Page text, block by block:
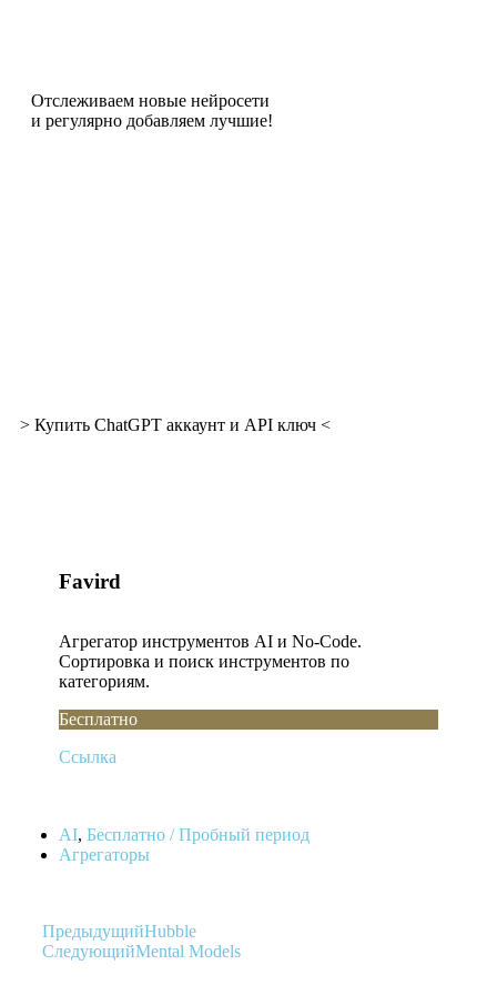
Отслеживаем новые нейросети
и регулярно добавляем лучшие!
> Купить ChatGPT аккаунт и API ключ <
Favird
Агрегатор инструментов AI и No-Code.
Сортировка и поиск инструментов по
категориям.
Бесплатно
Ссылка
AI, Бесплатно / Пробный период
Агрегаторы
ПредыдущийHubble
СледующийMental Models